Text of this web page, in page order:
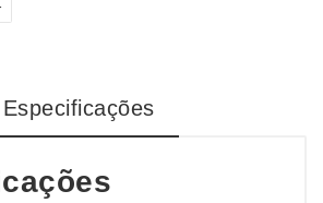
Especificações